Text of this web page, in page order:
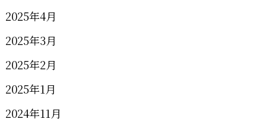
2025年4月
2025年3月
2025年2月
2025年1月
2024年11月